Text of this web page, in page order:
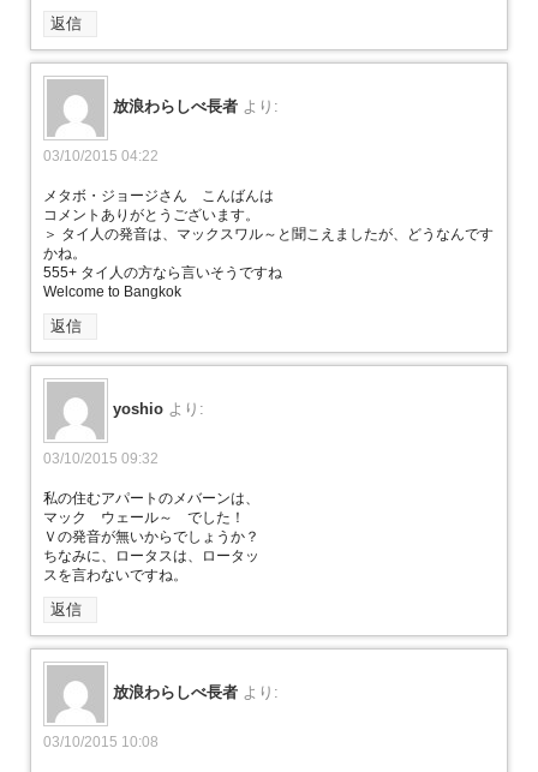
返信
放浪わらしべ長者 より:
03/10/2015 04:22
メタボ・ジョージさん こんばんは
コメントありがとうございます。
＞ タイ人の発音は、マックスワル～と聞こえましたが、どうなんです
かね。
555+ タイ人の方なら言いそうですね
Welcome to Bangkok
返信
yoshio より:
03/10/2015 09:32
私の住むアパートのメバーンは、
マック ウェール～ でした！
Ｖの発音が無いからでしょうか？
ちなみに、ロータスは、ロータッ
スを言わないですね。
返信
放浪わらしべ長者 より:
03/10/2015 10:08